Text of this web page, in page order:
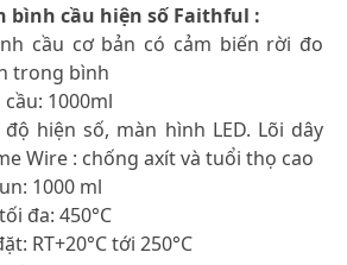
bình cầu hiện số Faithful :
cầu cơ bản có cảm biến rời đo
trong bình
1000ml
hiện số, màn hình LED. Lõi dây
Wire : chống axít và tuổi thọ cao
1000 ml
đa: 450°C
RT+20°C tới 250°C